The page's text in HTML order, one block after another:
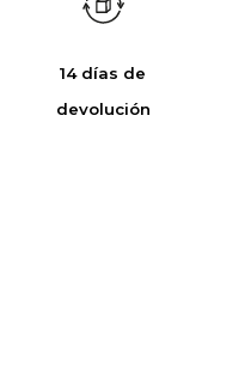
14 días de
devolución